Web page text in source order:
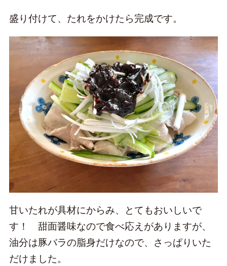
盛り付けて、たれをかけたら完成です。
甘いたれが具材にからみ、とてもおいしいで
す！ 甜面醤味なので食べ応えがありますが、
油分は豚バラの脂身だけなので、さっぱりいた
だけました。